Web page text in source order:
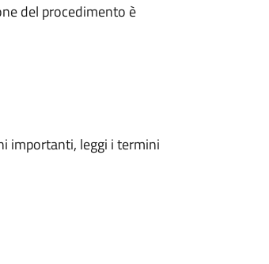
del procedimento è
importanti, leggi i termini